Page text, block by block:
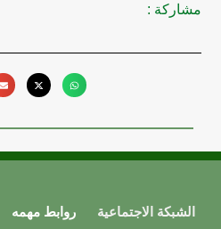
مشاركة :
الشبكة الاجتماعية روابط مهمه